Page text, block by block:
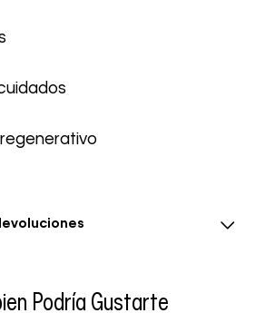
regenerativo
el tiempo en eventos
Podría Gustarte